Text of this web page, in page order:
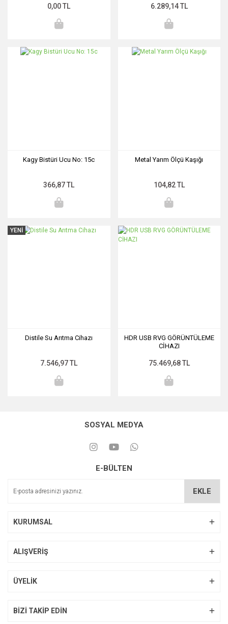
0,00 TL 6.289,14 TL
Kagy Bistüri Ucu No: 15c
366,87 TL
Metal Yarım Ölçü Kaşığı
104,82 TL
YENİ
Distile Su Arıtma Cihazı
7.546,97 TL
HDR USB RVG GÖRÜNTÜLEME
CİHAZI
75.469,68 TL
SOSYAL MEDYA
E-BÜLTEN
EKLE
KURUMSAL
ALIŞVERİŞ
ÜYELİK
BİZİ TAKİP EDİN